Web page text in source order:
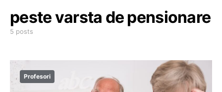
peste varsta de pensionare
5 posts
Profesori